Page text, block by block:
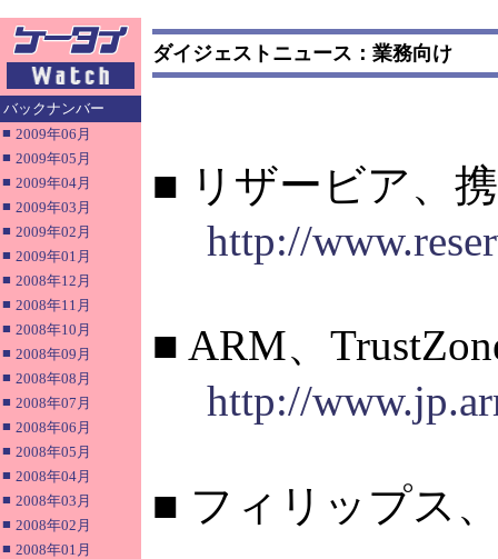
バックナンバー
■ 2009年06月
■ 2009年05月
■ 2009年04月
■ 2009年03月
■ 2009年02月
■ 2009年01月
■ 2008年12月
■ 2008年11月
■ 2008年10月
■ 2008年09月
■ 2008年08月
■ 2008年07月
■ 2008年06月
■ 2008年05月
■ 2008年04月
■ 2008年03月
■ 2008年02月
■ 2008年01月
ダイジェストニュース：業務向け
■ リザービア、
http://
■ ARM、
http://
■ フィリップス